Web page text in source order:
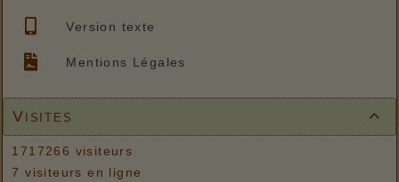
Version texte
Mentions Légales

Visites
1717266 visiteurs
7 visiteurs en ligne